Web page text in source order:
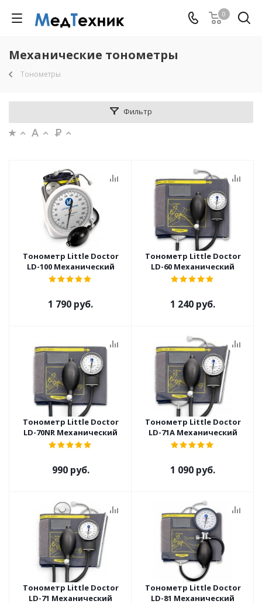
0
Механические тонометры
Тонометры
Фильтр
Тонометр Little Doctor
LD-100 Механический
1 790 руб.
Тонометр Little Doctor
LD-60 Механический
1 240 руб.
Тонометр Little Doctor
LD-70NR Механический
990 руб.
Тонометр Little Doctor
LD-71A Механический
1 090 руб.
Тонометр Little Doctor
LD-71 Механический
Тонометр Little Doctor
LD-81 Механический